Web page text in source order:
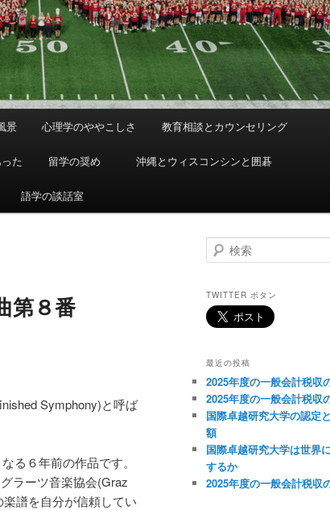
景 心理学のややこしさ 教育相談とカウンセリング
た 留学の奨め 沖縄とウィスコンシンと囲碁
語学の談話室
第８番
Symphony)と呼ば
る６年前の作品です。
ラーツ音楽協会(Graz
譜を自分が信頼してい
検
索
TWITTER ボタン
最近の投稿
2025年度の一般会計税収
2025年度の一般会計税収
国際卓越研究大学の認定
額
国際卓越研究大学は世界
するか
2025年度の一般会計税収